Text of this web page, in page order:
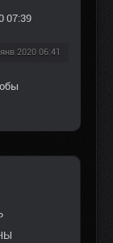
07:39
2020 06:41